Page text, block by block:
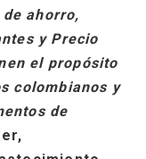
ahorro,
y Precio
el propósito
colombianos y
de